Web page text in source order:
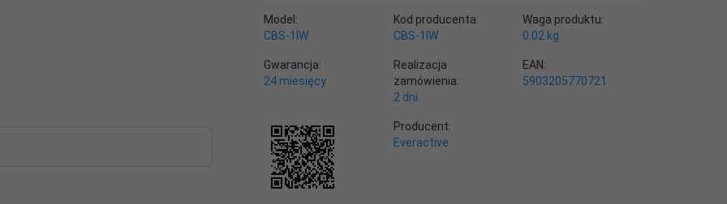
Model:
CBS-1IW
Kod producenta:
CBS-1IW
Waga produktu:
0.02 kg
Gwarancja:
24 miesięcy
Realizacja
zamówienia:
2 dni
EAN:
5903205770721
Producent:
Everactive